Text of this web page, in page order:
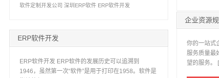
软件定制开发公司 深圳ERP软件 ERP软件开发
企业资源
你的一站式
服务质量最
望的服务。
ERP软件开发
ERP软件开发 ERP软件的发展历史可以追溯到
1946，虽然第一次“软件”是用于打印在1958。软件是